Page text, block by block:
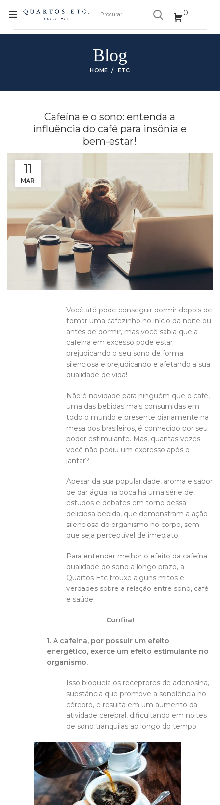
0
Blog
HOME ETC
Cafeína e o sono: entenda a
influência do café para insônia e
bem-estar!
11
MAR
Você até pode conseguir dormir depois de
tomar uma cafezinho no início da noite ou
antes de dormir, mas você sabia que a
cafeína em excesso pode estar
prejudicando o seu sono de forma
silenciosa e prejudicando e afetando a sua
qualidade de vida!
Não é novidade para ninguém que o café,
uma das bebidas mais consumidas em
todo o mundo e presente diariamente na
mesa dos brasileiros, é conhecido por seu
poder estimulante. Mas, quantas vezes
você não pediu um expresso após o
jantar?
Apesar da sua popularidade, aroma e sabor
de dar água na boca há uma série de
estudos e debates em torno dessa
deliciosa bebida, que demonstram a ação
silenciosa do organismo no corpo, sem
que seja perceptível de imediato.
Para entender melhor o efeito da cafeína
qualidade do sono a longo prazo, a
Quartos Etc trouxe alguns mitos e
verdades sobre a relação entre sono, café
e saúde.
Confira!
1. A cafeína, por possuir um efeito
energético, exerce um efeito estimulante no
organismo.
Isso bloqueia os receptores de adenosina,
substância que promove a sonolência no
cérebro, e resulta em um aumento da
atividade cerebral, dificultando em noites
de sono tranquilas ao longo do tempo.